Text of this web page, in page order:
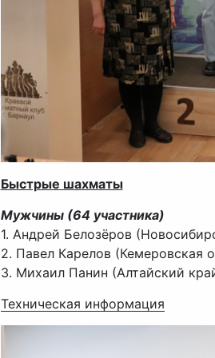
Быстрые шахматы
Мужчины (64 участника)
1. Андрей Белозёров
2. Павел Карелов (Кемеровская
3. Михаил Панин (Алтайский
Техническая информация